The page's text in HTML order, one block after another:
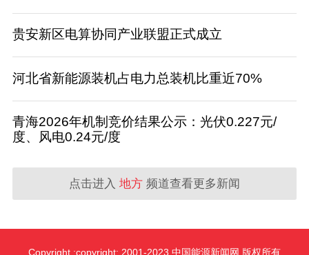
贵安新区电算协同产业联盟正式成立
河北省新能源装机占电力总装机比重近70%
青海2026年机制竞价结果公示：光伏0.227元/
度、风电0.24元/度
点击进入 地方 频道查看更多新闻
Copyright :copyright: 2001-2023 中国能源新闻网 版权所有